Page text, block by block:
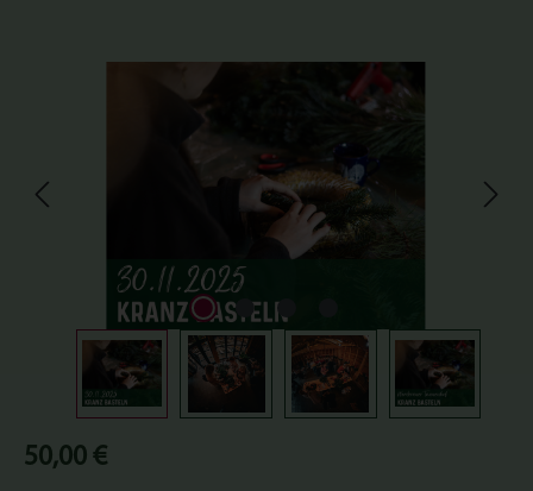
Regulärer Preis:
50,00 €